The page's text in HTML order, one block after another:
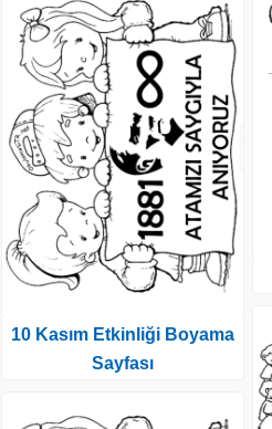
10 Kasım Etkinliği Boyama
Sayfası